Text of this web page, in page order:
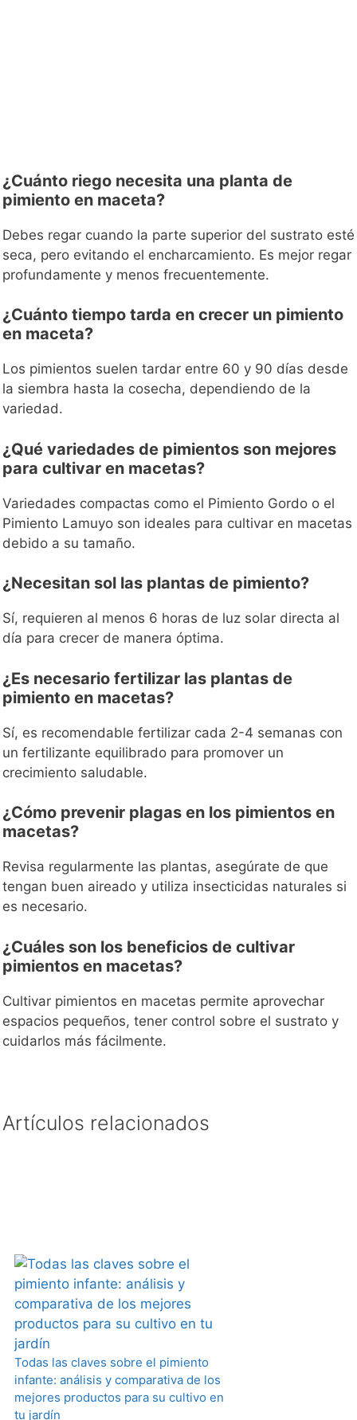
¿Cuánto riego necesita una planta de
pimiento en maceta?
Debes regar cuando la parte superior del sustrato esté
seca, pero evitando el encharcamiento. Es mejor regar
profundamente y menos frecuentemente.
¿Cuánto tiempo tarda en crecer un pimiento
en maceta?
Los pimientos suelen tardar entre 60 y 90 días desde
la siembra hasta la cosecha, dependiendo de la
variedad.
¿Qué variedades de pimientos son mejores
para cultivar en macetas?
Variedades compactas como el Pimiento Gordo o el
Pimiento Lamuyo son ideales para cultivar en macetas
debido a su tamaño.
¿Necesitan sol las plantas de pimiento?
Sí, requieren al menos 6 horas de luz solar directa al
día para crecer de manera óptima.
¿Es necesario fertilizar las plantas de
pimiento en macetas?
Sí, es recomendable fertilizar cada 2-4 semanas con
un fertilizante equilibrado para promover un
crecimiento saludable.
¿Cómo prevenir plagas en los pimientos en
macetas?
Revisa regularmente las plantas, asegúrate de que
tengan buen aireado y utiliza insecticidas naturales si
es necesario.
¿Cuáles son los beneficios de cultivar
pimientos en macetas?
Cultivar pimientos en macetas permite aprovechar
espacios pequeños, tener control sobre el sustrato y
cuidarlos más fácilmente.
Artículos relacionados
Todas las claves sobre el pimiento
infante: análisis y comparativa de los
mejores productos para su cultivo en
tu jardín